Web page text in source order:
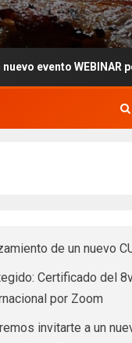
WEBINAR por
de un nuevo
Certificado del
por Zoom
invitarte a un